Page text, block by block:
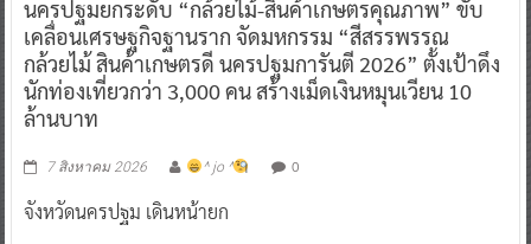
นครปฐมยกระดับ “กล้วยไม้-สินค้าเกษตรคุณภาพ” ขับ
เคลื่อนเศรษฐกิจฐานราก จัดมหกรรม “สีสรรพรรณ
กล้วยไม้ สินค้าเกษตรดี นครปฐมการันตี 2026” ตั้งเป้าดึง
นักท่องเที่ยวกว่า 3,000 คน สร้างเม็ดเงินหมุนเวียน 10
ล้านบาท
7 สิงหาคม 2026 ^ jo ^ 0
จังหวัดนครปฐม เดินหน้ายก